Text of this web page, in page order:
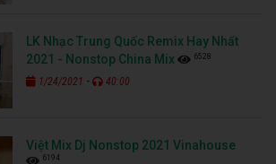
LK Nhạc Trung Quốc Remix Hay Nhất
2021 - Nonstop China Mix
6528
1/24/2021 - 40:00
Việt Mix Dj Nonstop 2021 Vinahouse
6194